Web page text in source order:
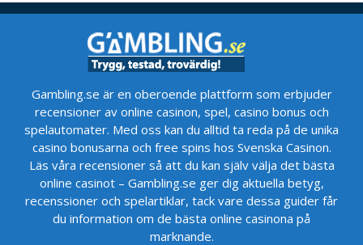
Gambling.se är en oberoende plattform som erbjuder
recensioner av online casinon, spel, casino bonus och
spelautomater. Med oss kan du alltid ta reda på de unika
casino bonusarna och free spins hos Svenska Casinon.
Läs våra recensioner så att du kan själv välja det bästa
online casinot – Gambling.se ger dig aktuella betyg,
recenssioner och spelartiklar, tack vare dessa guider får
du information om de bästa online casinona på
marknande.